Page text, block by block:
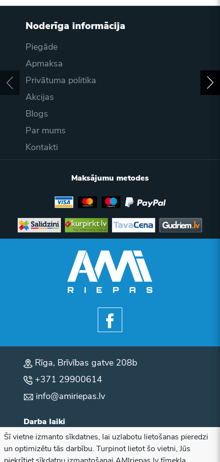
Noderīga informācija
Piegāde
Apmaksa
Privātuma politika
Akcijas
Blogs
Par mums
Kontakti
Maksājumu metodes
Rīga, Brīvības gatve 208b
+371 29900614
info@amiriepas.lv
Darba laiki
P.O.T.C.P: 10:00 - 18:00
Sestdiena: brīvs
Šī vietne izmanto sīkdatnes, lai uzlabotu lietošanas pieredzi
un optimizētu tās darbību. Turpinot lietot šo vietni, Jūs